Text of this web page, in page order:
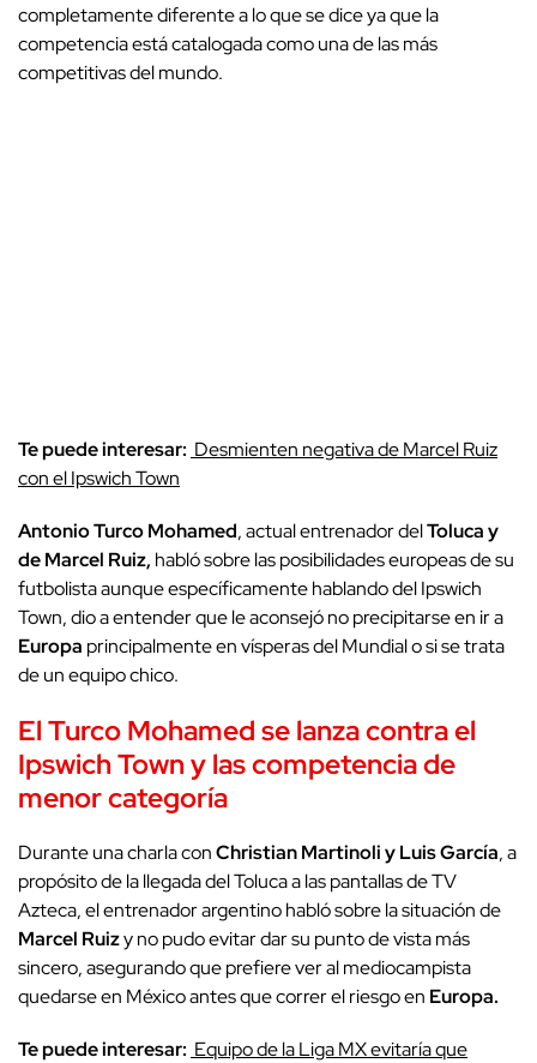
completamente diferente a lo que se dice ya que la
competencia está catalogada como una de las más
competitivas del mundo.
Te puede interesar: Desmienten negativa de Marcel Ruiz
con el Ipswich Town
Antonio Turco Mohamed, actual entrenador delToluca y
de Marcel Ruiz, habló sobre las posibilidades europeas de su
futbolista aunque específicamente hablando del Ipswich
Town, dio a entender que le aconsejó no precipitarse en ir a
Europa principalmente en vísperas del Mundial o si se trata
de un equipo chico.
El Turco Mohamed se lanza contra el
Ipswich Town y las competencia de
menor categoría
Durante una charla conChristian Martinoli y Luis García, a
propósito de la llegada del Toluca a las pantallas de TV
Azteca, el entrenador argentino habló sobre la situación de
Marcel Ruizy no pudo evitar dar su punto de vista más
sincero, asegurando que prefiere ver al mediocampista
quedarse en México antes que correr el riesgo en Europa.
Te puede interesar: Equipo de la Liga MX evitaría que